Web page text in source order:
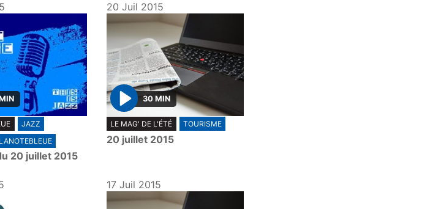
JAZZ
LANOTEBLEUE
20 juillet 2015
20 Juil 2015
P
l
a
30 MIN
LE MAG' DE L'ÉTÉ TOURISME
20 juillet 2015
17 Juil 2015